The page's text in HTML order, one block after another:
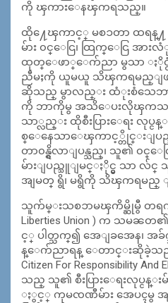
ကို ၾကားေနၾကရသည္။
ထို႔ေၾကာင့္ မစၥတာ ထရန္႔
မ်ား ၀င္ေငြ၊ ထြက္ေငြ အ
ထုတ္ေဖာ္ေက်ညာ မွသာ ႏိုင္ငံျ
ညီမႈကို ယူမယူ သိၾကရမည္ျဖစ္သ
ဆိုသည္ မွာလည္း ထံုးစံသေဘာ
ကို ဘာကိုမွ အသိေပးလိုၾကသ
သာ္လည္း ထိုစီးပြားေရး လုပ္
စ္ေနေသာေၾကာင့္တိုင္းျပ
တာ၀န္ရွိလာျပန္သည္၊ သူ၏ ၀င္ေ
မ်ားျပည္သူျမင္ႏိုင္မွ သာ လ်
အျမတ္ ရွိ၊ မရွိကို သိၾကရမည္ ျ
သူက်မ္းသစၥာမၾကိမ္ဆိုမွီ တရက္မွပ
Liberties Union ) က သမၼတ၏
င့္ ပါတ္သက္၍ အေျခအေန၊ အ
န္ေက်ညာရန္ ေတာင္းဆိုခဲ့သည္၊
Citizen For Responsibility
သည္ သူ၏ စီးပြားေရးလုပ္ငန္း
ႏွင့္ ကုမၸဏီမ်ား အေပၚမွ အျ